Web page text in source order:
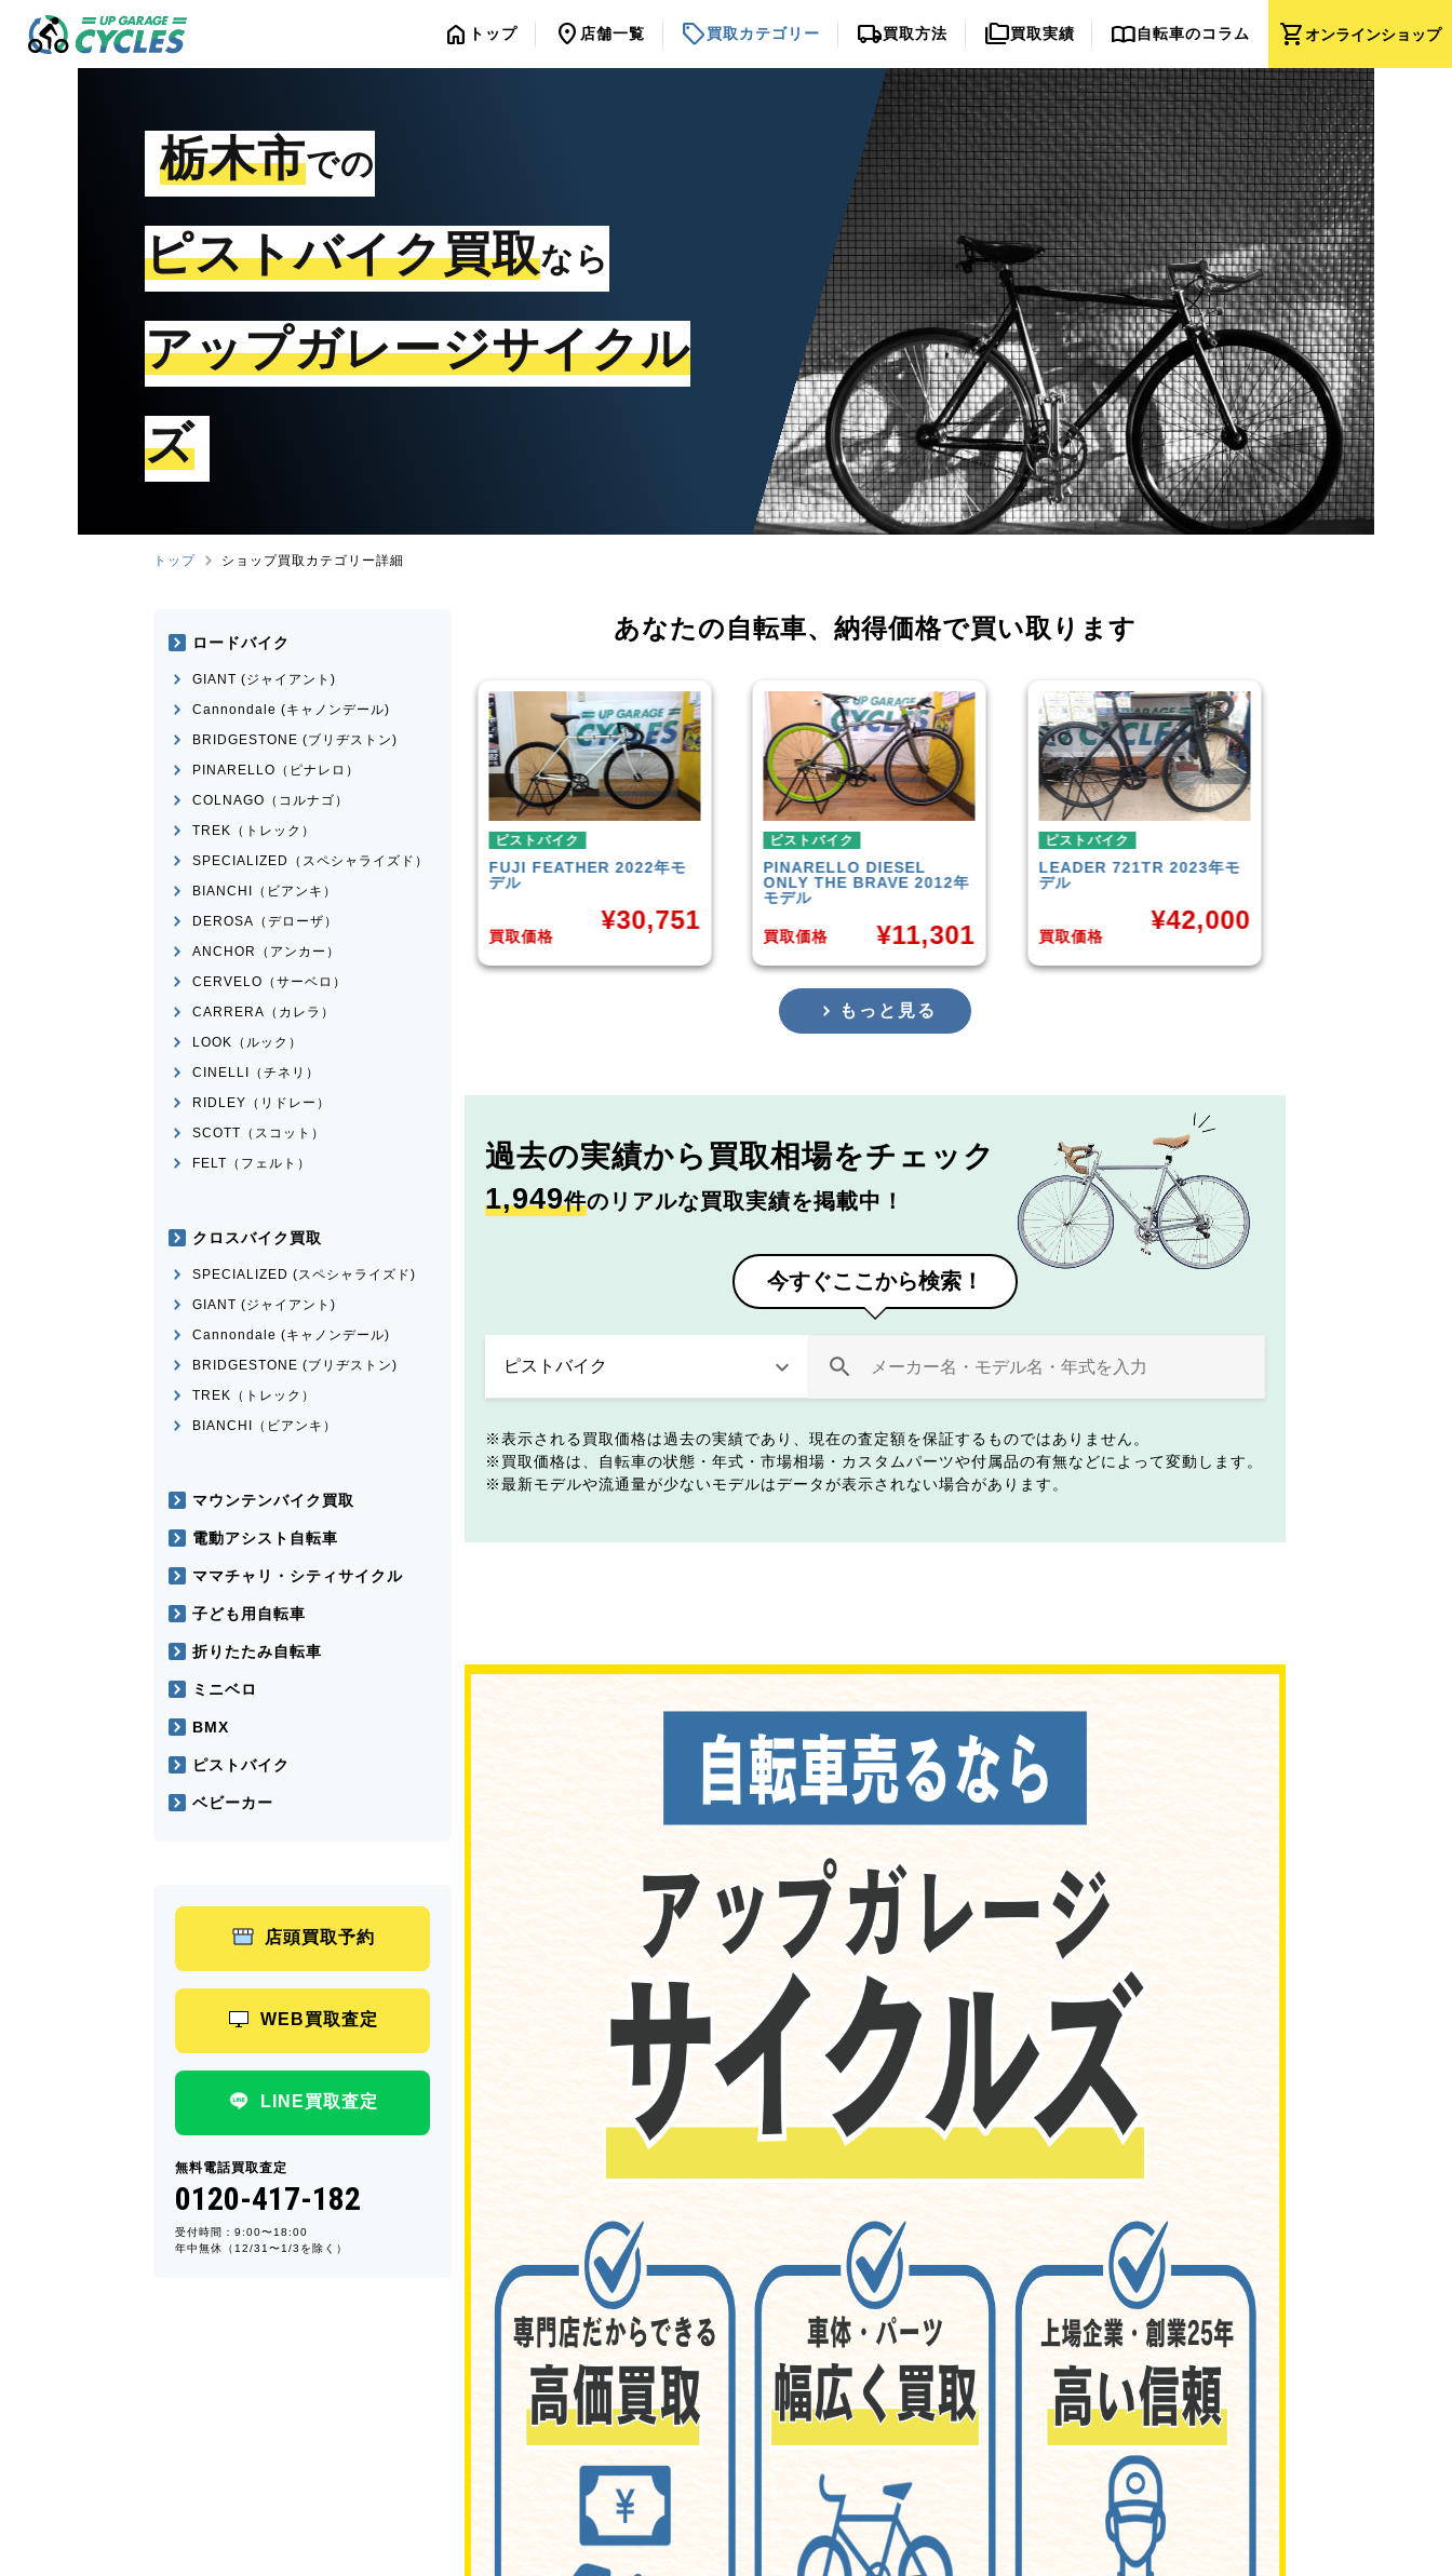
shopping_cartオンラインショップ
home トップ location_on 店舗一覧 sell買取カテゴリー local_shipping買取方法 folder_copy買取実績 import_contacts自転車のコラム
栃木市での
ピストバイク買取なら
アップガレージサイクル
ズ
トップ ショップ買取カテゴリー詳細
あなたの自転車、 納得価格で買い取ります
ピストバイク
FUJI Feather CX
¥25,520
ピストバイク
FEATHER 2022年モ
30,751
ピストバイク
PINARELLODIESEL
ONLY THE BRAVE 2012年
¥11,301
ピストバイク
LEADER721TR 2023年モ
42,000
もっと見る
過去の実績から 買取相場をチェック
1,949件のリアルな買取実績を掲載中！
今すぐここから検索！
表示される買取価格は過去の実績であり、現在の査定額を保証するものではありません。
買取価格は、自転車の状態・年式・市場相場・カスタムパーツや付属品の有無などによって変動します。
最新モデルや流通量が少ないモデルはデータが表示されない場合があります。
ロードバイク
GIANT (ジャイアント)
Cannondale (キャノンデール)
BRIDGESTONE (ブリヂストン)
PINARELLO（ピナレロ）
COLNAGO（コルナゴ）
TREK（トレック）
SPECIALIZED（スペシャライズド）
BIANCHI（ビアンキ）
DEROSA（デローザ）
ANCHOR（アンカー）
CERVELO（サーベロ）
CARRERA（カレラ）
LOOK（ルック）
CINELLI（チネリ）
RIDLEY（リドレー）
SCOTT（スコット）
FELT（フェルト）
クロスバイク買取
SPECIALIZED (スペシャライズド)
GIANT (ジャイアント)
Cannondale (キャノンデール)
BRIDGESTONE (ブリヂストン)
TREK（トレック）
BIANCHI（ビアンキ）
マウンテンバイク買取
電動アシスト自転車
ママチャリ・シティサイクル
子ども用自転車
折りたたみ自転車
ミニベロ
BMX
ピストバイク
ベビーカー
店頭買取予約
WEB買取査定
LINE買取査定
無料電話買取査定
0120-417-182
受付時間：9:00〜18:00
年中無休（12/31〜1/3を除く）